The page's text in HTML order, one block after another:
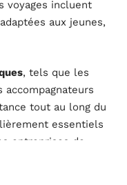
voyages incluent
aux jeunes,
, tels que les
accompagnateurs
tout au long du
essentiels
entreprises de